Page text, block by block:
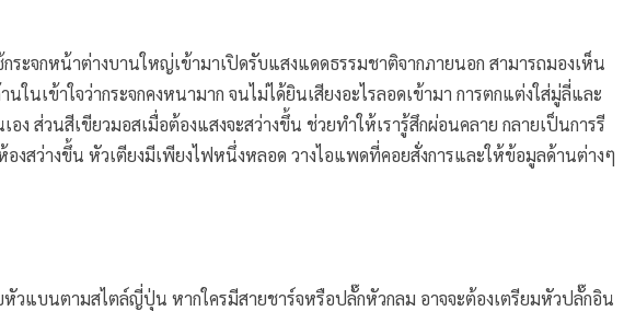
กระจกหน้าต่างบานใหญ่เข้ามาเปิดรับแสงแดดธรรมชาติจากภายนอก สามารถมองเห็น
ในเข้าใจว่ากระจกคงหนามาก จนไม่ได้ยินเสียงอะไรลอดเข้ามา การตกแต่งใส่มู่ลี่และ
อง ส่วนสีเขียวมอสเมื่อต้องแสงจะสว่างขึ้น ช่วยทำให้เรารู้สึกผ่อนคลาย กลายเป็นการรี
งสว่างขึ้น หัวเตียงมีเพียงไฟหนึ่งหลอด วางไอแพดที่คอยสั่งการและให้ข้อมูลด้านต่างๆ
วแบนตามสไตล์ญี่ปุ่น หากใครมีสายชาร์จหรือปลั๊กหัวกลม อาจจะต้องเตรียมหัวปลั๊กอิน